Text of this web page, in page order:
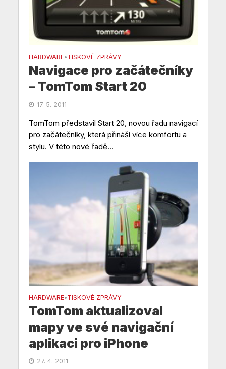
HARDWARE•TISKOVÉ ZPRÁVY
Navigace pro začátečníky
– TomTom Start 20
17. 5. 2011
TomTom představil Start 20, novou řadu navigací
pro začátečníky, která přináší více komfortu a
stylu. V této nové řadě...
HARDWARE•TISKOVÉ ZPRÁVY
TomTom aktualizoval
mapy ve své navigační
aplikaci pro iPhone
27. 4. 2011